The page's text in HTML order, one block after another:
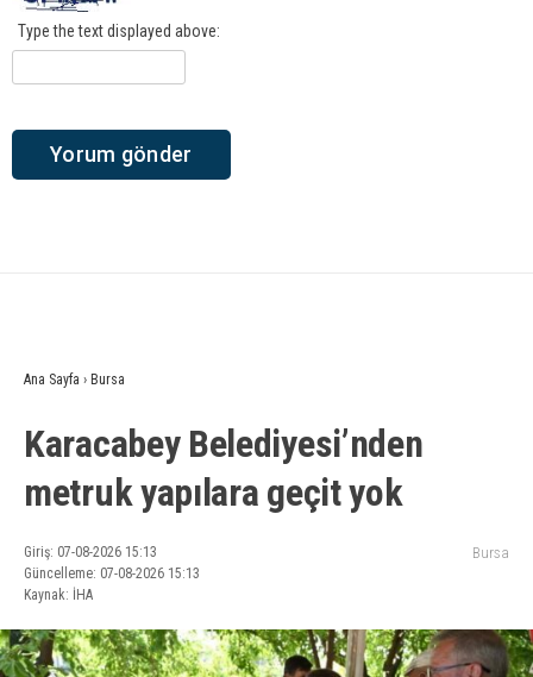
Type the text displayed above:
Ana Sayfa › Bursa
Karacabey Belediyesi’nden
metruk yapılara geçit yok
Giriş: 07-08-2026 15:13
Güncelleme: 07-08-2026 15:13
Kaynak: İHA
Bursa